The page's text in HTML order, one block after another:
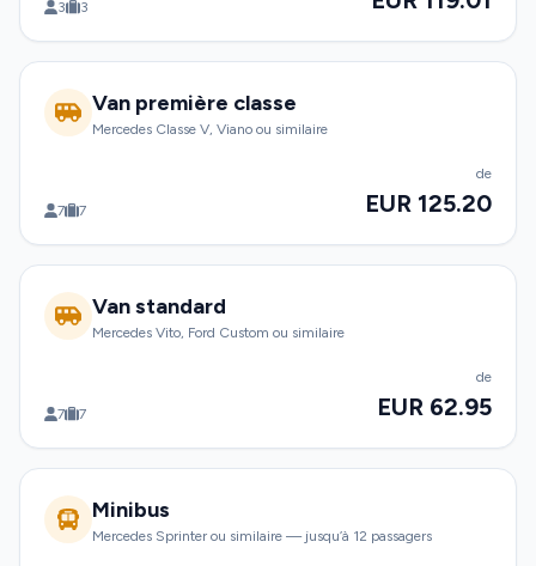
3 3
Van première classe
Mercedes Classe V, Viano ou similaire
7 7
de
EUR 125.20
Van standard
Mercedes Vito, Ford Custom ou similaire
7 7
de
EUR 62.95
Minibus
Mercedes Sprinter ou similaire — jusqu’à 12 passagers